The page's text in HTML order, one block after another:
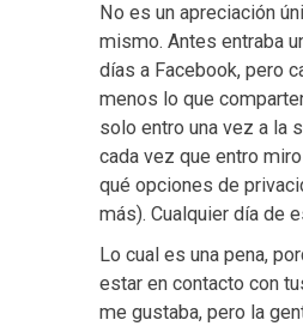
No es un apreciación
mismo. Antes entraba
días a Facebook, pero
menos lo que
solo entro una vez a la
cada vez que entro
qué opciones de
más). Cualquier día de
Lo cual es una pena,
estar en contacto con
me gustaba, pero la